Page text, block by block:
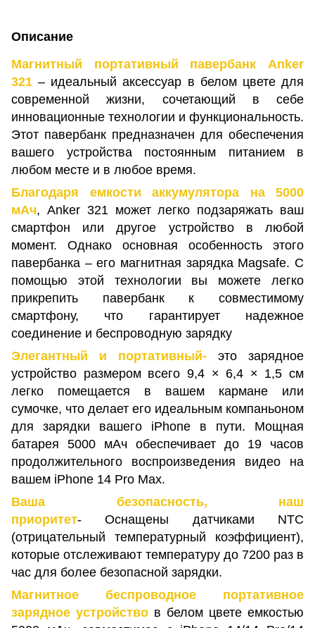
Описание
Магнитный портативный павербанк Anker
321 – идеальный аксессуар в белом цвете для
современной жизни, сочетающий в себе
инновационные технологии и функциональность.
Этот павербанк предназначен для обеспечения
вашего устройства постоянным питанием в
любом месте и в любое время.
Благодаря емкости аккумулятора на 5000
мАч, Anker 321 может легко подзаряжать ваш
смартфон или другое устройство в любой
момент. Однако основная особенность этого
павербанка – его магнитная зарядка Magsafe. С
помощью этой технологии вы можете легко
прикрепить павербанк к совместимому
смартфону, что гарантирует надежное
соединение и беспроводную зарядку
Элегантный и портативный- это зарядное
устройство размером всего 9,4 × 6,4 × 1,5 см
легко помещается в вашем кармане или
сумочке, что делает его идеальным компаньоном
для зарядки вашего iPhone в пути. Мощная
батарея 5000 мАч обеспечивает до 19 часов
продолжительного воспроизведения видео на
вашем iPhone 14 Pro Max.
Ваша безопасность, наш
приоритет- Оснащены датчиками NTC
(отрицательный температурный коэффициент),
которые отслеживают температуру до 7200 раз в
час для более безопасной зарядки.
Магнитное беспроводное портативное
зарядное устройство в белом цвете емкостью